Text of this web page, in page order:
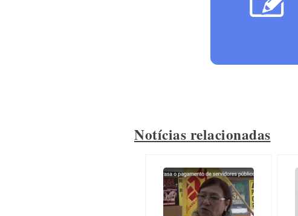
Notícias relacionadas